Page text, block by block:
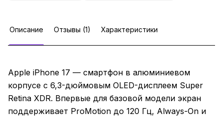
Описание Отзывы (1) Характеристики
Apple iPhone 17 — смартфон в алюминиевом
корпусе с 6,3-дюймовым OLED-дисплеем Super
Retina XDR. Впервые для базовой модели экран
поддерживает ProMotion до 120 Гц, Always-On и